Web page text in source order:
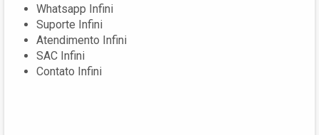
Whatsapp Infini
Suporte Infini
Atendimento Infini
SAC Infini
Contato Infini